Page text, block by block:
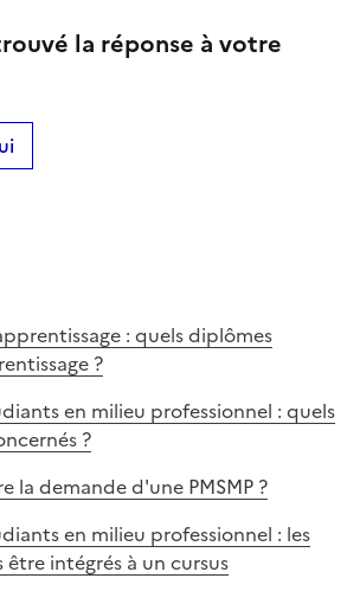
la réponse à votre
: quels diplômes
?
en milieu professionnel : quels
?
la demande d'une PMSMP ?
en milieu professionnel : les
intégrés à un cursus